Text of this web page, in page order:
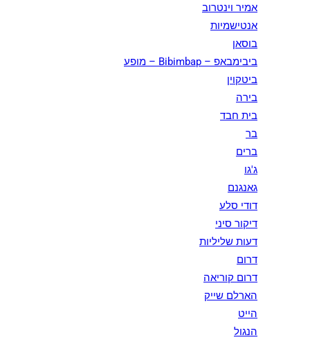
אמיר וינטרוב
אנטישמיות
בוסאן
ביבימבאפ – Bibimbap – מופע
ביטקוין
בירה
בית חבד
בר
ברים
ג'גו
גאנגנם
דודי סלע
דיקור סיני
דעות שליליות
דרום
דרום קוריאה
הארלם שייק
הייט
הנגול